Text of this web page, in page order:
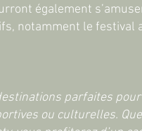
également
notamment le festival
parfaites
ou culturelles.